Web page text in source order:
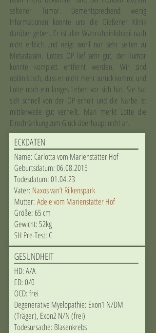
seltener Tumor. Dementsprechend wenig
Informationen konnte uns die Gießener Klinik
darüber geben. Er ist aller Wahrscheinlichkeit nach
nicht erblich und neigt wohl nur sehr selten zu
Metastasen. Lottes OP lief sehr gut, der Tumor
konnte komplett entfernt werden. Wir sind
optimistisch, dass er nicht mehr zurück kommt und
Lotte noch ein langes Leben vor sich hat. Sie hat
sich schnell von der OP erholt und die Narbe ist
mittlerweile gut verheilt. Man merkt Lotte die
Einschränkung zum Glück überhaupt nicht an.
ECKDATEN
Name: Carlotta vom Marienstätter Hof
Geburtsdatum:06.08.2015
Todesdatum: 01.04.23
Vater: Naxos van’t Rijkenspark
Mutter: Adele vom Marienstätter Hof
Größe: 65 cm
Gewicht: 52kg
SH Pre-Test: C
GESUNDHEIT
HD: A/A
ED: 0/0
OCD: frei
Degenerative Myelopathie: Exon1 N/DM
(Träger), Exon2 N/N (frei)
Todesursache: Blasenkrebs